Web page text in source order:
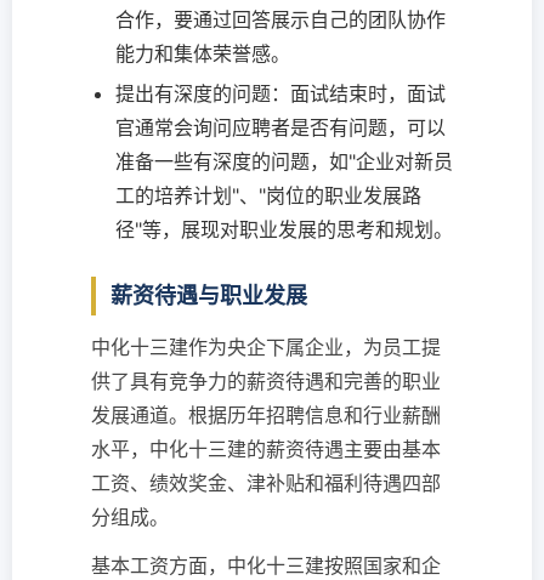
合作，要通过回答展示自己的团队协作
能力和集体荣誉感。
提出有深度的问题：面试结束时，面试
官通常会询问应聘者是否有问题，可以
准备一些有深度的问题，如"企业对新员
工的培养计划"、"岗位的职业发展路
径"等，展现对职业发展的思考和规划。
薪资待遇与职业发展
中化十三建作为央企下属企业，为员工提
供了具有竞争力的薪资待遇和完善的职业
发展通道。根据历年招聘信息和行业薪酬
水平，中化十三建的薪资待遇主要由基本
工资、绩效奖金、津补贴和福利待遇四部
分组成。
基本工资方面，中化十三建按照国家和企